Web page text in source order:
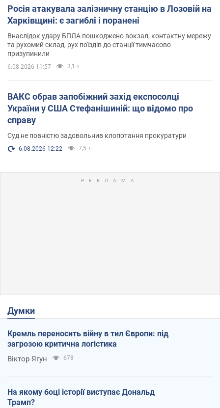
Росія атакувала залізничну станцію в Лозовій на
Харківщині: є загиблі і поранені
Внаслідок удару БПЛА пошкоджено вокзал, контактну мережу
та рухомий склад, рух поїздів до станції тимчасово
призупинили
6.08.2026 11:57 3,1 т.
ВАКС обрав запобіжний захід експосолці
України у США Стефанішиній: що відомо про
справу
Суд не повністю задовольнив клопотання прокуратури
6.08.2026 12:22 7,5 т.
Думки
Кремль переносить війну в тил Європи: під
загрозою критична логістика
Віктор Ягун 678
На якому боці історії виступає Дональд
Трамп?